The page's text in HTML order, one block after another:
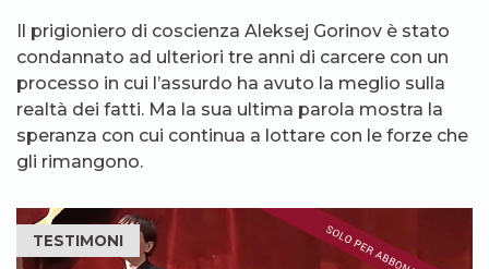
Il prigioniero di coscienza Aleksej Gorinov è stato
condannato ad ulteriori tre anni di carcere con un
processo in cui l’assurdo ha avuto la meglio sulla
realtà dei fatti. Ma la sua ultima parola mostra la
speranza con cui continua a lottare con le forze che
gli rimangono.
TESTIMONI